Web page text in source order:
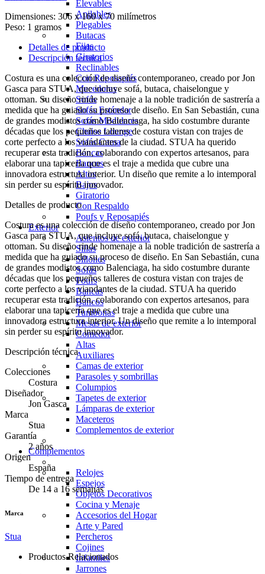
Elevables
Apilables
Plegables
Butacas
Fijas
Giratorios
Reclinables
Con Reposapiés
Mecedoras
Sofás
Sofás Estándar
Sofás Modulares
Chaise Lounge
Sofás Cama
Bancas
Bancos
Altos
Bajos
Giratorio
Con Respaldo
Poufs y Reposapiés
Exterior
Asientos de exterior
Sillas
Sillones
Sofás
Poufs
Bancas
Bancos
Tumbonas
Mesas de exterior
Comedor
Altas
Auxiliares
Camas de exterior
Parasoles y sombrillas
Columpios
Tapetes de exterior
Lámparas de exterior
Maceteros
Complementos de exterior
Complementos
Relojes
Espejos
Objetos Decorativos
Cocina y Menaje
Accesorios del Hogar
Arte y Pared
Percheros
Cojines
Infantiles
Jarrones
Dimensiones: 306 x 160 x 70 milímetros
Peso: 1 gramos
Detalles de producto
Descripción técnica
Costura es una colección de diseño contemporaneo, creado por Jon
Gasca para STUA, que incluye sofá, butaca, chaiselongue y
ottoman. Su diseño rinde homenaje a la noble tradición de sastrería a
medida que ha guiado su proceso de diseño. En San Sebastián, cuna
de grandes modistos como Balenciaga, ha sido costumbre durante
décadas que los pequeños talleres de costura vistan con trajes de
corte perfecto a los viandantes de la ciudad. STUA ha querido
recuperar esta tradición, colaborando con expertos artesanos, para
elaborar una tapicería que es el traje a medida que cubre una
innovadora estructura interior. Un diseño que remite a lo intemporal
sin perder su espíritu innovador.
Detalles de producto
Costura es una colección de diseño contemporaneo, creado por Jon
Gasca para STUA, que incluye sofá, butaca, chaiselongue y
ottoman. Su diseño rinde homenaje a la noble tradición de sastrería a
medida que ha guiado su proceso de diseño. En San Sebastián, cuna
de grandes modistos como Balenciaga, ha sido costumbre durante
décadas que los pequeños talleres de costura vistan con trajes de
corte perfecto a los viandantes de la ciudad. STUA ha querido
recuperar esta tradición, colaborando con expertos artesanos, para
elaborar una tapicería que es el traje a medida que cubre una
innovadora estructura interior. Un diseño que remite a lo intemporal
sin perder su espíritu innovador.
Descripción técnica
Colecciones
Costura
Diseñador
Jon Gasca
Marca
Stua
Garantía
2 años
Origen
España
Tiempo de entrega
De 14 a 16 semanas
Marca
Stua
Productos Relacionados